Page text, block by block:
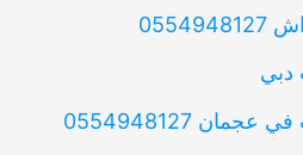
دبي
0554948127